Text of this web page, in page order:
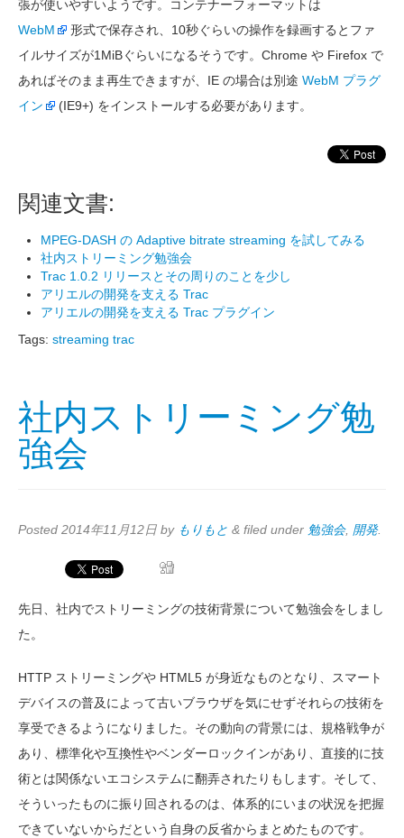
張が使いやすいようです。コンテナーフォーマットは
WebM
形式で保存され、10秒ぐらいの操作を録画するとファ
イルサイズが1MiBぐらいになるそうです。Chrome や Firefox で
あればそのまま再生できますが、IE の場合は別途 WebM プラグ
イン
(IE9+) をインストールする必要があります。
関連文書:
MPEG-DASH の Adaptive bitrate streaming を試してみる
社内ストリーミング勉強会
Trac 1.0.2 リリースとその周りのことを少し
アリエルの開発を支える Trac
アリエルの開発を支える Trac プラグイン
Tags: streaming trac
社内ストリーミング勉
強会
Posted 2014年11月12日 by もりもと & filed under 勉強会, 開発.
先日、社内でストリーミングの技術背景について勉強会をしまし
た。
HTTP ストリーミングや HTML5 が身近なものとなり、スマート
デバイスの普及によって古いブラウザを気にせずそれらの技術を
享受できるようになりました。その動向の背景には、規格戦争が
あり、標準化や互換性やベンダーロックインがあり、直接的に技
術とは関係ないエコシステムに翻弄されたりもします。そして、
そういったものに振り回されるのは、体系的にいまの状況を把握
できていないからだという自身の反省からまとめたものです。